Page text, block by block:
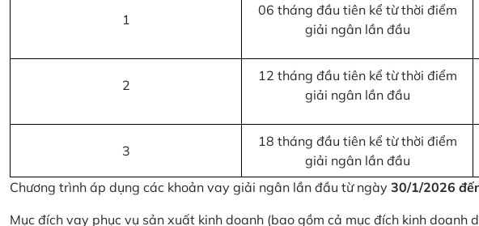
1
06 tháng đầu tiên kể từ thời điểm
giải ngân lần đầu
2
12 tháng đầu tiên kể từ thời điểm
giải ngân lần đầu
3
18 tháng đầu tiên kể từ thời điểm
giải ngân lần đầu
Chương trình áp dụng các khoản vay giải ngân lần đầu từ ngày 30/1/2026
Mục đích vay phục vụ sản xuất kinh doanh (bao gồm cả mục đích kinh doanh